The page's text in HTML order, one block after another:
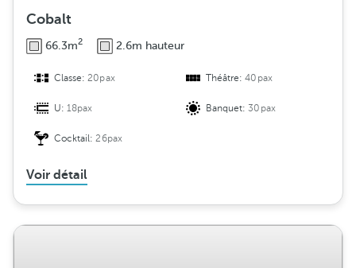
Cobalt
66.3m2 2.6m hauteur
Classe:20pax Théâtre:40pax
U:18pax Banquet:30pax
Cocktail:26pax
Voir détail